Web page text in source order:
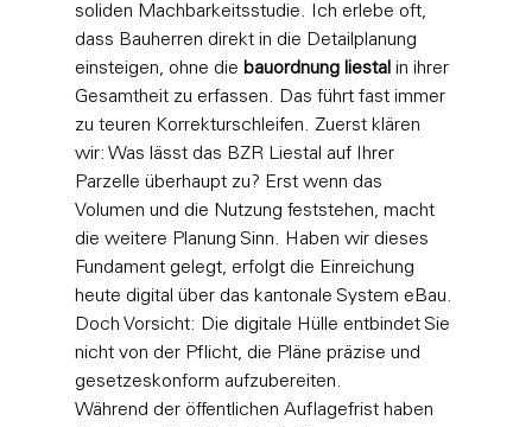
soliden Machbarkeitsstudie. Ich erlebe oft,
dass Bauherren direkt in die Detailplanung
einsteigen, ohne die bauordnung liestal in ihrer
Gesamtheit zu erfassen. Das führt fast immer
zu teuren Korrekturschleifen. Zuerst klären
wir: Was lässt das BZR Liestal auf Ihrer
Parzelle überhaupt zu? Erst wenn das
Volumen und die Nutzung feststehen, macht
die weitere Planung Sinn. Haben wir dieses
Fundament gelegt, erfolgt die Einreichung
heute digital über das kantonale System eBau.
Doch Vorsicht: Die digitale Hülle entbindet Sie
nicht von der Pflicht, die Pläne präzise und
gesetzeskonform aufzubereiten.
Während der öffentlichen Auflagefrist haben